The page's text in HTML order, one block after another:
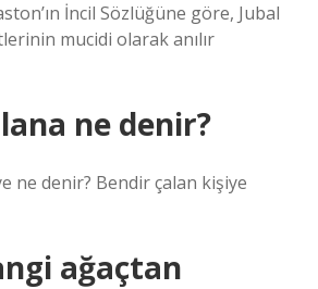
İncil Sözlüğüne göre, Jubal
mucidi olarak anılır
ne denir?
ne denir? Bendir çalan kişiye
ağaçtan